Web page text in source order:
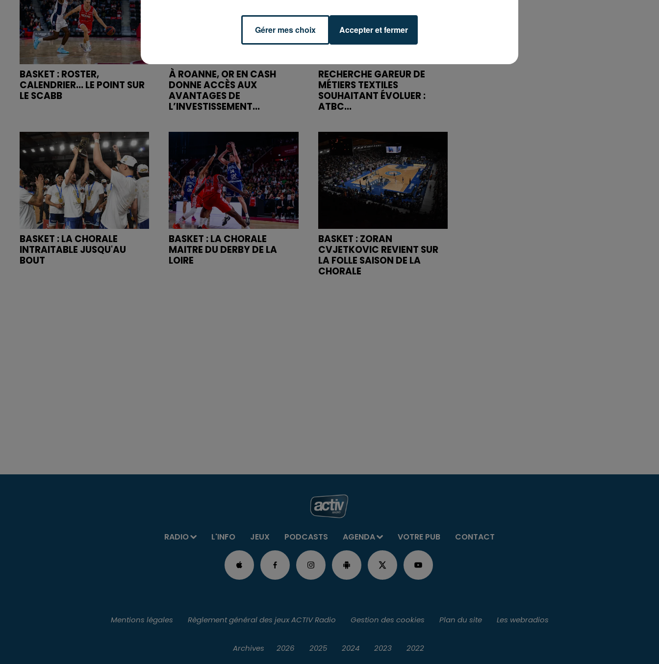
BASKET : ROSTER,
CALENDRIER... LE POINT SUR
LE SCABB
À ROANNE, OR EN CASH
DONNE ACCÈS AUX
AVANTAGES DE
L’INVESTISSEMENT...
RECHERCHE GAREUR DE
MÉTIERS TEXTILES
SOUHAITANT ÉVOLUER :
ATBC...
BASKET : LA CHORALE
INTRAITABLE JUSQU'AU
BOUT
BASKET : LA CHORALE
MAITRE DU DERBY DE LA
LOIRE
BASKET : ZORAN
CVJETKOVIC REVIENT SUR
LA FOLLE SAISON DE LA
CHORALE
RADIO L'INFO JEUX PODCASTS AGENDA VOTRE PUB CONTACT
Mentions légales Règlement général des jeux ACTIV Radio Gestion des cookies Plan du site Les webradios
Archives 2026 2025 2024 2023 2022
Gérer mes choix Accepter et fermer